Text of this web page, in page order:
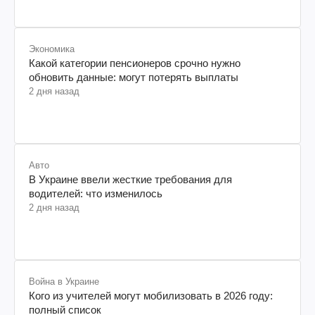
Экономика
Какой категории пенсионеров срочно нужно
обновить данные: могут потерять выплаты
2 дня назад
Авто
В Украине ввели жесткие требования для
водителей: что изменилось
2 дня назад
Война в Украине
Кого из учителей могут мобилизовать в 2026 году:
полный список